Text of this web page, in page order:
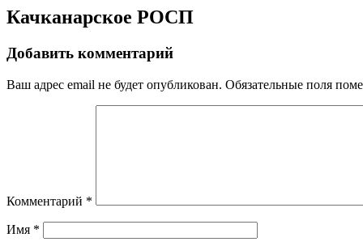
Качканарское РОСП
Добавить комментарий
Ваш адрес email не будет опубликован. Обязательные поля
Комментарий *
Имя *